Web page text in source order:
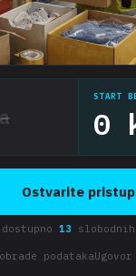
START
0
Ostvarite pristup
13
podataka